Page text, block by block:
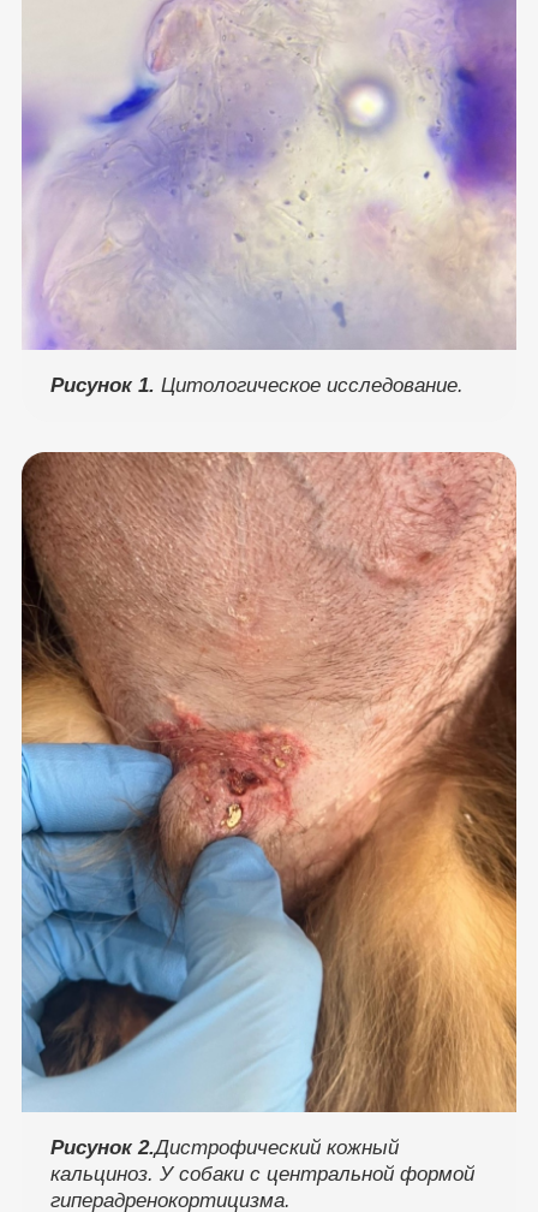
Рисунок 1. Цитологическое исследование.
Рисунок 2.Дистрофический кожный
кальциноз. У собаки с центральной формой
гиперадренокортицизма.